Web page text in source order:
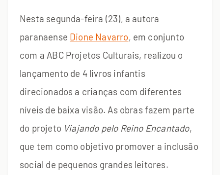
Nesta segunda-feira (23), a autora
paranaense Dione Navarro, em conjunto
com a ABC Projetos Culturais, realizou o
lançamento de 4 livros infantis
direcionados a crianças com diferentes
níveis de baixa visão. As obras fazem parte
do projeto Viajando pelo Reino Encantado,
que tem como objetivo promover a inclusão
social de pequenos grandes leitores.